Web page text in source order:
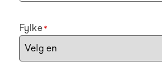
Fylke*